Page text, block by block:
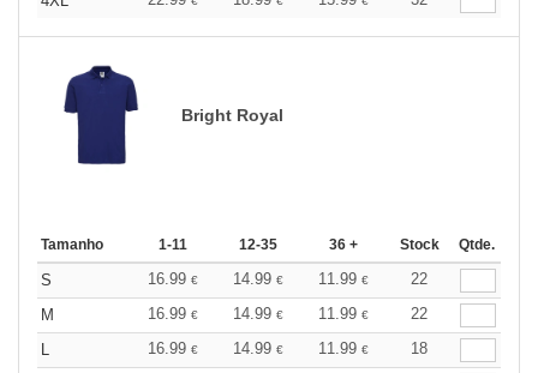
Bright Royal
Tamanho 1-11 12-35 36 + Stock Qtde.
S 16.99 € 14.99 € 11.99 €
22
M
16.99 € 14.99 € 11.99 €
22
L
16.99 € 14.99 € 11.99 €
18